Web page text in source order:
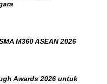
M360 ASEAN 2026
Awards 2026 untuk